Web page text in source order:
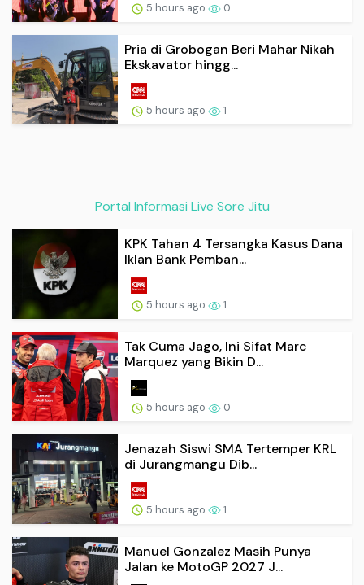
5 hours ago 0
Pria di Grobogan Beri Mahar Nikah
Ekskavator hingg...
5 hours ago 1
Portal Informasi Live Sore Jitu
KPK Tahan 4 Tersangka Kasus Dana
Iklan Bank Pemban...
5 hours ago 1
Tak Cuma Jago, Ini Sifat Marc
Marquez yang Bikin D...
5 hours ago 0
Jenazah Siswi SMA Tertemper KRL
di Jurangmangu Dib...
5 hours ago 1
Manuel Gonzalez Masih Punya
Jalan ke MotoGP 2027 J...